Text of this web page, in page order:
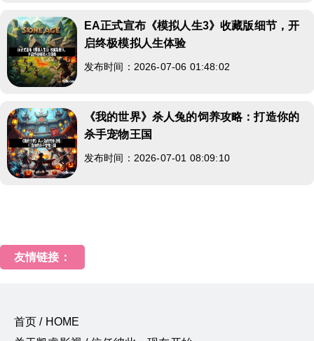
EA正式宣布《模拟人生3》收藏版细节，开
启终极模拟人生体验
发布时间：2026-07-06 01:48:02
《我的世界》杀人兔的饲养攻略：打造你的
杀手宠物王国
发布时间：2026-07-01 08:09:10
友情链接：
首页 / HOME